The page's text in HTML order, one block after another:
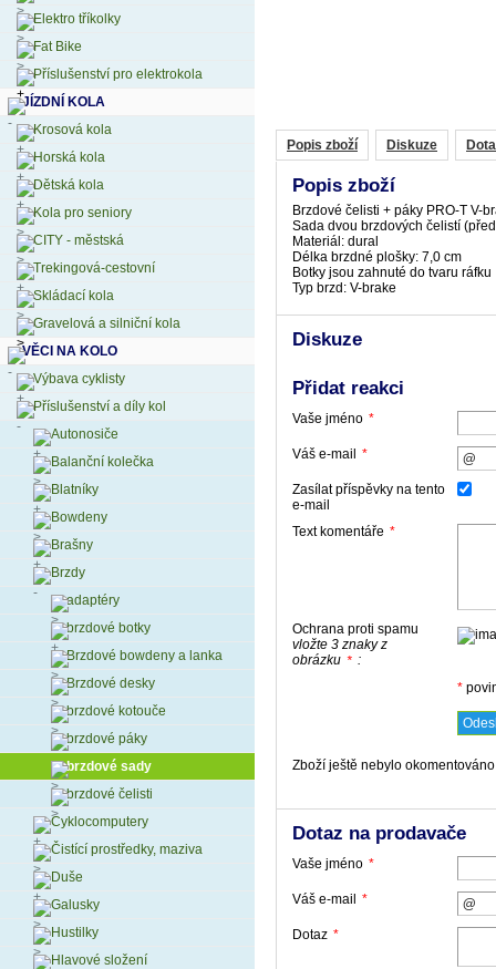
Popis zboží Diskuze
Popis zboží
Brzdové čelisti + páky PRO-T V-
Sada dvou brzdových čelistí
Materiál: dural
Délka brzdné plošky: 7,0 cm
Botky jsou zahnuté do tvaru ráfku
Typ brzd: V-brake
Diskuze
Přidat reakci
Vaše jméno *
Váš e-mail *
Zasílat příspěvky na tento
e-mail
Text komentáře *
Ochrana proti spamu
vložte 3 znaky z
obrázku * :
*
Zboží ještě nebylo
Dotaz na prodavače
Vaše jméno *
Váš e-mail *
Dotaz *
Elektro tříkolky
Fat Bike
Příslušenství pro elektrokola
JÍZDNÍ KOLA
Krosová kola
Horská kola
Dětská kola
Kola pro seniory
CITY - městská
Trekingová-cestovní
Skládací kola
Gravelová a silniční kola
VĚCI NA KOLO
Výbava cyklisty
Příslušenství a díly kol
Autonosiče
Balanční kolečka
Blatníky
Bowdeny
Brašny
Brzdy
adaptéry
brzdové botky
Brzdové bowdeny a lanka
Brzdové desky
brzdové kotouče
brzdové páky
brzdové sady
brzdové čelisti
Cyklocomputery
Čistící prostředky, maziva
Duše
Galusky
Hustilky
Hlavové složení